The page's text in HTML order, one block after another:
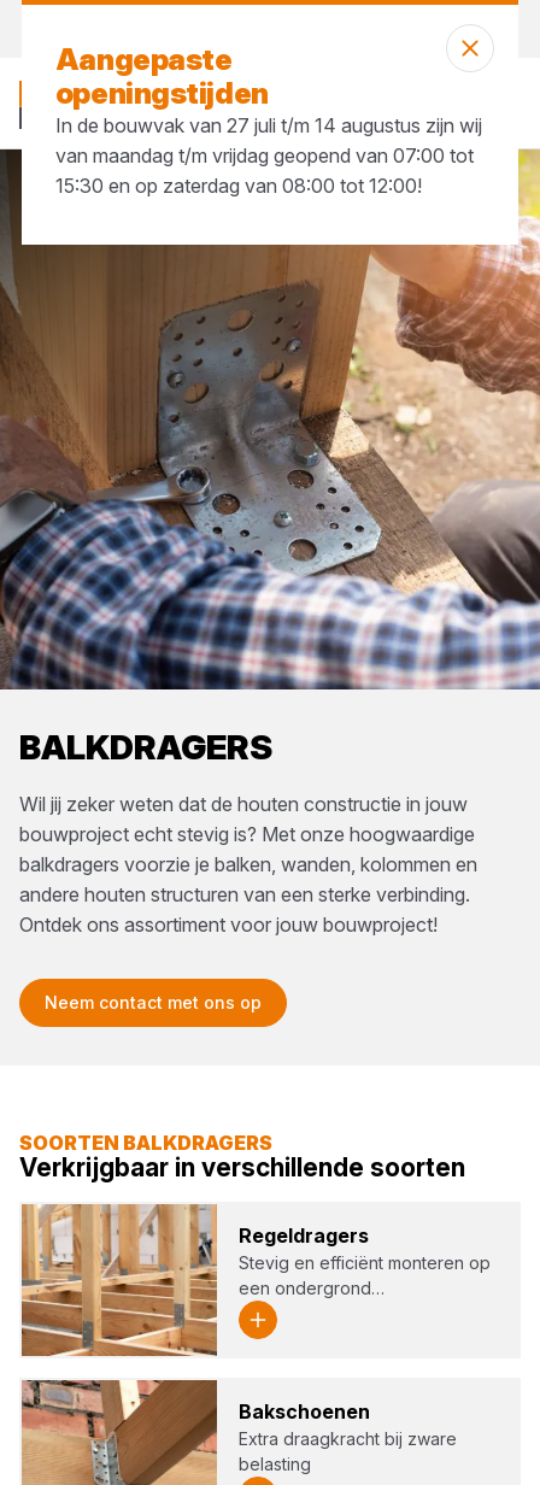
BALKDRAGERS
Wil jij zeker weten dat de houten constructie in jouw
bouwproject echt stevig is? Met onze hoogwaardige
balkdragers voorzie je balken, wanden, kolommen en
andere houten structuren van een sterke verbinding.
Ontdek ons assortiment voor jouw bouwproject!
Neem contact met ons op
SOORTEN BALKDRAGERS
Verkrijgbaar in verschillende soorten
Regel­dra­gers
Stevig en efficiënt monteren op
een ondergrond…
Bak­schoe­nen
Extra draagkracht bij zware
belasting
Aangepaste
openingstijden
In de bouwvak van 27 juli t/m 14 augustus zijn wij
van maandag t/m vrijdag geopend van 07:00 tot
15:30 en op zaterdag van 08:00 tot 12:00!